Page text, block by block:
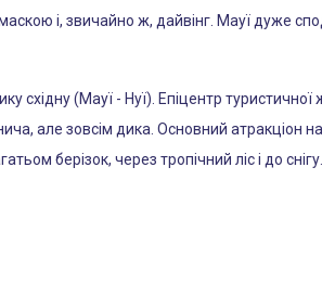
і, звичайно ж, дайвінг. Мауї дуже
східну (Мауї - Нуї). Епіцентр
але зовсім дика. Основний атракціон
берізок, через тропічний ліс і до